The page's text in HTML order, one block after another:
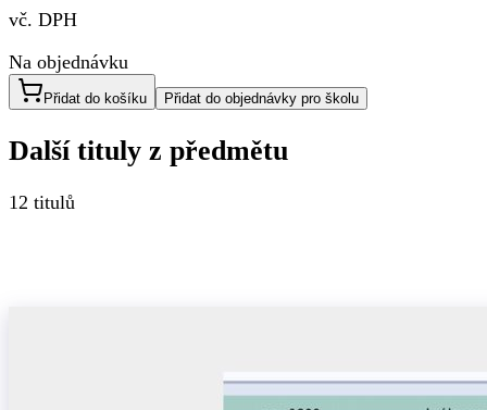
vč. DPH
Na objednávku
Přidat do košíku Přidat do objednávky pro školu
Další tituly z předmětu
12 titulů